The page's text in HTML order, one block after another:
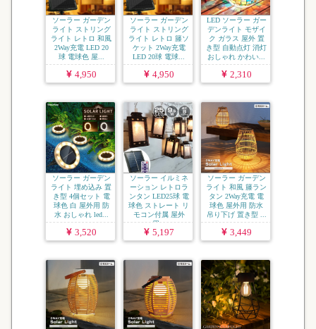
ソーラー ガーデン
ライト ストリング
ライト レトロ 和風
2Way充電 LED 20
球 電球色 屋...
4,950
ソーラー ガーデン
ライト ストリング
ライト レトロ 籐ソ
ケット 2Way充電
LED 20球 電球...
4,950
LED ソーラー ガー
デンライト モザイ
ク ガラス 屋外 置
き型 自動点灯 消灯
おしゃれ かわい...
2,310
ソーラー ガーデン
ライト 埋め込み 置
き型 4個セット 電
球色 白 屋外用 防
水 おしゃれ led...
3,520
ソーラー イルミネ
ーション レトロラ
ンタン LED25球 電
球色 ストレート リ
モコン付属 屋外
用...
5,197
ソーラー ガーデン
ライト 和風 籐ラン
タン 2Way充電 電
球色 屋外用 防水
吊り下げ 置き型 ...
3,449